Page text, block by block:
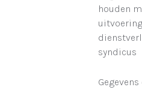
houden
syndicus